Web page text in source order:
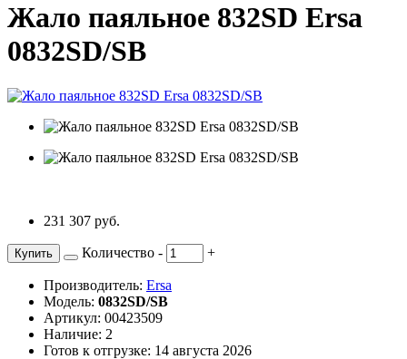
Жало паяльное 832SD Ersa
0832SD/SB
231 307 руб.
Купить Количество - +
Производитель: Ersa
Модель: 0832SD/SB
Артикул: 00423509
Наличие: 2
Готов к отгрузке: 14 августа 2026